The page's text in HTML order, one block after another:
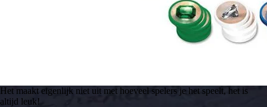
Het maakt eigenlijk niet uit met hoeveel spelers je het speelt, het is
altijd leuk!